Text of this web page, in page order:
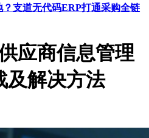
支道无代码ERP打通采购全链
应商信息管理
及解决方法